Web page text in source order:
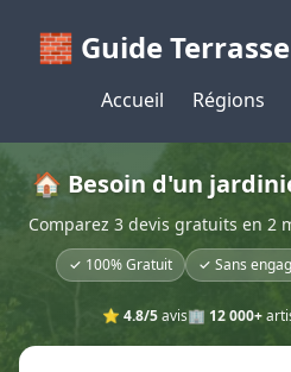
🧱 Guide
Accueil Régions
🏠 Besoin d'un
Comparez 3 devis gratuits en
✓ 100% Gratuit ✓ Sans
⭐ 4.8/5avis🏢 12 000+